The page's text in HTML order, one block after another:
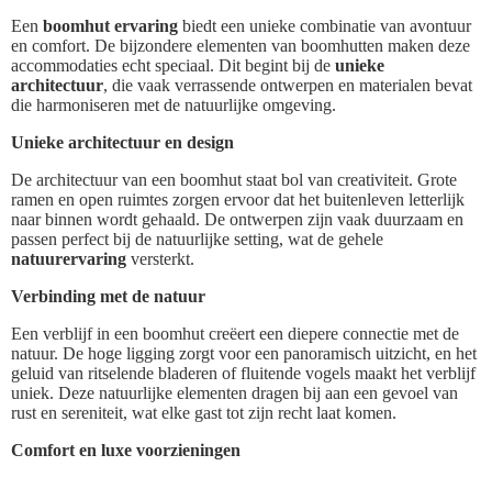
Een boomhut ervaring biedt een unieke combinatie van avontuur
en comfort. De bijzondere elementen van boomhutten maken deze
accommodaties echt speciaal. Dit begint bij de unieke
architectuur, die vaak verrassende ontwerpen en materialen bevat
die harmoniseren met de natuurlijke omgeving.
Unieke architectuur en design
De architectuur van een boomhut staat bol van creativiteit. Grote
ramen en open ruimtes zorgen ervoor dat het buitenleven letterlijk
naar binnen wordt gehaald. De ontwerpen zijn vaak duurzaam en
passen perfect bij de natuurlijke setting, wat de gehele
natuurervaring versterkt.
Verbinding met de natuur
Een verblijf in een boomhut creëert een diepere connectie met de
natuur. De hoge ligging zorgt voor een panoramisch uitzicht, en het
geluid van ritselende bladeren of fluitende vogels maakt het verblijf
uniek. Deze natuurlijke elementen dragen bij aan een gevoel van
rust en sereniteit, wat elke gast tot zijn recht laat komen.
Comfort en luxe voorzieningen